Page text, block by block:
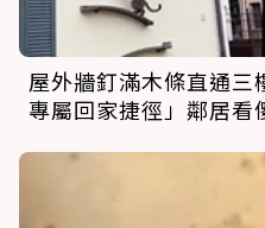
屋外牆釘滿木條直通三
專屬回家捷徑」鄰居看